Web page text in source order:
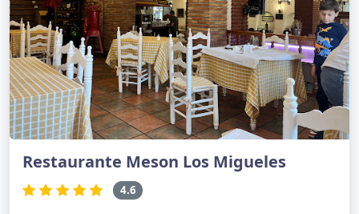
Restaurante Meson Los Migueles
4.6